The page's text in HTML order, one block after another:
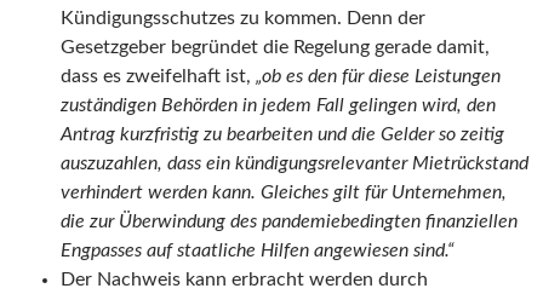
Kündigungsschutzes zu kommen. Denn der
Gesetzgeber begründet die Regelung gerade damit,
dass es zweifelhaft ist, „ob es den für diese Leistungen
zuständigen Behörden in jedem Fall gelingen wird, den
Antrag kurzfristig zu bearbeiten und die Gelder so zeitig
auszuzahlen, dass ein kündigungsrelevanter Mietrückstand
verhindert werden kann. Gleiches gilt für Unternehmen,
die zur Überwindung des pandemiebedingten finanziellen
Engpasses auf staatliche Hilfen angewiesen sind.“
Der Nachweis kann erbracht werden durch